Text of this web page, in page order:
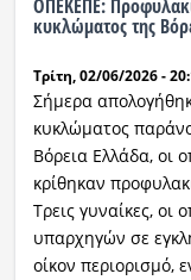
Ραδιόφωνο
Εκπομπές
Πολιτισμός
ΟΠΕΚΕΠΕ:
κυκλώματος της
Τρίτη, 02/06/2026 -
Σήμερα
κυκλώματος
Βόρεια Ελλάδα, οι
κρίθηκαν
Τρεις γυναίκες, οι
υπαρχηγών σε
οίκον περιορισμό,